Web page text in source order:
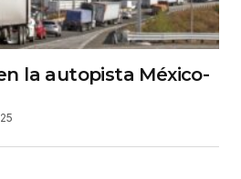
la autopista México-